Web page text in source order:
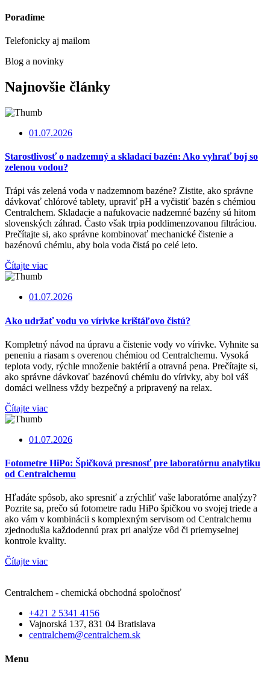
Poradíme
Telefonicky aj mailom
Blog a novinky
Najnovšie články
01.07.2026
Starostlivosť o nadzemný a skladací bazén: Ako vyhrať boj so
zelenou vodou?
Trápi vás zelená voda v nadzemnom bazéne? Zistite, ako správne
dávkovať chlórové tablety, upraviť pH a vyčistiť bazén s chémiou
Centralchem. Skladacie a nafukovacie nadzemné bazény sú hitom
slovenských záhrad. Často však trpia poddimenzovanou filtráciou.
Prečítajte si, ako správne kombinovať mechanické čistenie a
bazénovú chémiu, aby bola voda čistá po celé leto.
Čítajte viac
01.07.2026
Ako udržať vodu vo vírivke krištáľovo čistú?
Kompletný návod na úpravu a čistenie vody vo vírivke. Vyhnite sa
peneniu a riasam s overenou chémiou od Centralchemu. Vysoká
teplota vody, rýchle množenie baktérií a otravná pena. Prečítajte si,
ako správne dávkovať bazénovú chémiu do vírivky, aby bol váš
domáci wellness vždy bezpečný a pripravený na relax.
Čítajte viac
01.07.2026
Fotometre HiPo: Špičková presnosť pre laboratórnu analytiku
od Centralchemu
Hľadáte spôsob, ako spresniť a zrýchliť vaše laboratórne analýzy?
Pozrite sa, prečo sú fotometre radu HiPo špičkou vo svojej triede a
ako vám v kombinácii s komplexným servisom od Centralchemu
zjednodušia každodennú prax pri analýze vôd či priemyselnej
kontrole kvality.
Čítajte viac
Centralchem - chemická obchodná spoločnosť
+421 2 5341 4156
Vajnorská 137, 831 04 Bratislava
centralchem@centralchem.sk
Menu